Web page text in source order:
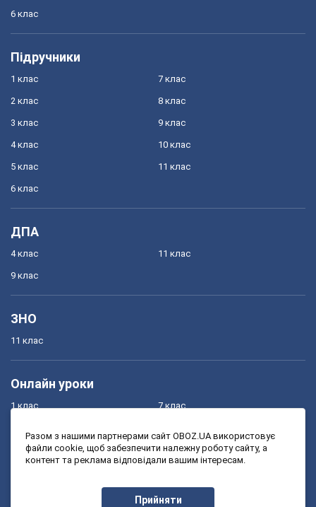
6 клас
Підручники
1 клас
2 клас
3 клас
4 клас
5 клас
6 клас
7 клас
8 клас
9 клас
10 клас
11 клас
ДПА
4 клас
9 клас
11 клас
ЗНО
11 клас
Онлайн уроки
1 клас
3 клас
7 клас
9 клас
Разом з нашими партнерами сайт OBOZ.UA використовує
файли cookie, щоб забезпечити належну роботу сайту, а
контент та реклама відповідали вашим інтересам.
Прийняти